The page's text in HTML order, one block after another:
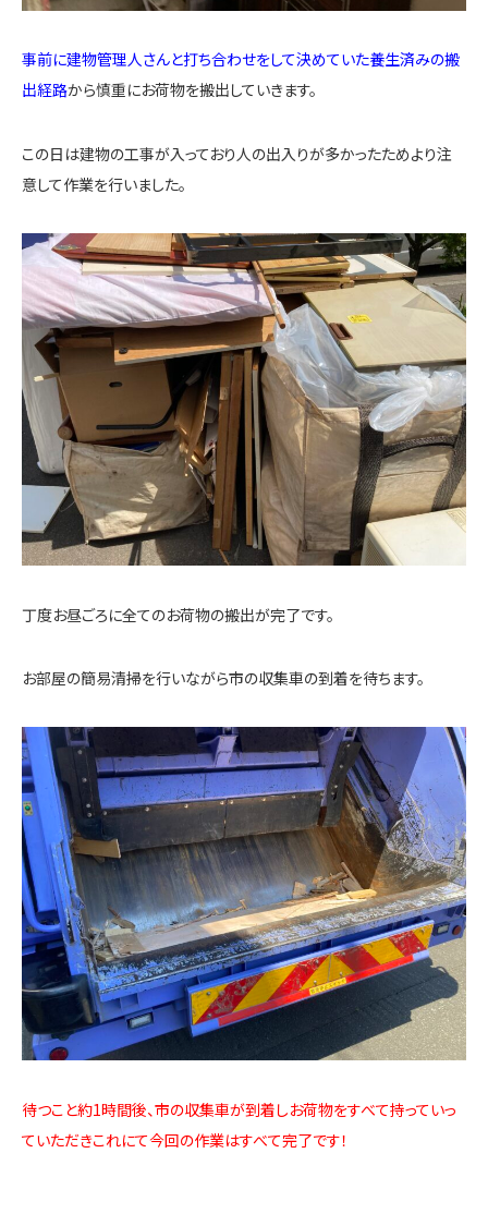
事前に建物管理人さんと打ち合わせをして決めていた養生済みの搬
出経路から慎重にお荷物を搬出していきます。
この日は建物の工事が入っており人の出入りが多かったためより注
意して作業を行いました。
丁度お昼ごろに全てのお荷物の搬出が完了です。
お部屋の簡易清掃を行いながら市の収集車の到着を待ちます。
待つこと約1時間後、市の収集車が到着しお荷物をすべて持っていっ
ていただきこれにて今回の作業はすべて完了です！